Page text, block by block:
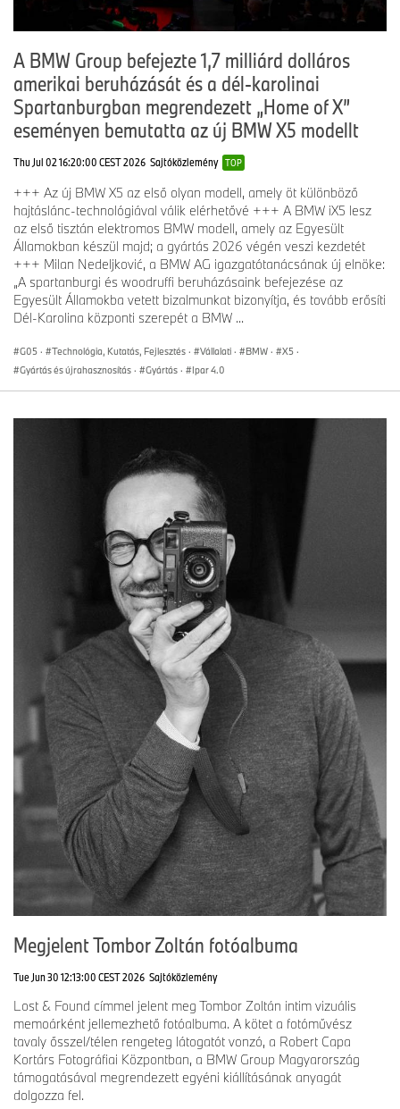
A BMW Group befejezte 1,7 milliárd dolláros
amerikai beruházását és a dél-karolinai
Spartanburgban megrendezett „Home of X”
eseményen bemutatta az új BMW X5 modellt
Thu Jul 02 16:20:00 CEST 2026 Sajtóközlemény TOP
+++ Az új BMW X5 az első olyan modell, amely öt különböző
hajtáslánc-technológiával válik elérhetővé +++ A BMW iX5 lesz
az első tisztán elektromos BMW modell, amely az Egyesült
Államokban készül majd; a gyártás 2026 végén veszi kezdetét
+++ Milan Nedeljković, a BMW AG igazgatótanácsának új elnöke:
„A spartanburgi és woodruffi beruházásaink befejezése az
Egyesült Államokba vetett bizalmunkat bizonyítja, és tovább erősíti
Dél-Karolina központi szerepét a BMW ...
G05 · Technológia, Kutatás, Fejlesztés · Vállalati · BMW · X5 ·
Gyártás és újrahasznosítás · Gyártás · Ipar 4.0
Megjelent Tombor Zoltán fotóalbuma
Tue Jun 30 12:13:00 CEST 2026 Sajtóközlemény
Lost & Found címmel jelent meg Tombor Zoltán intim vizuális
memoárként jellemezhető fotóalbuma. A kötet a fotóművész
tavaly ősszel/télen rengeteg látogatót vonzó, a Robert Capa
Kortárs Fotográfiai Központban, a BMW Group Magyarország
támogatásával megrendezett egyéni kiállításának anyagát
dolgozza fel.